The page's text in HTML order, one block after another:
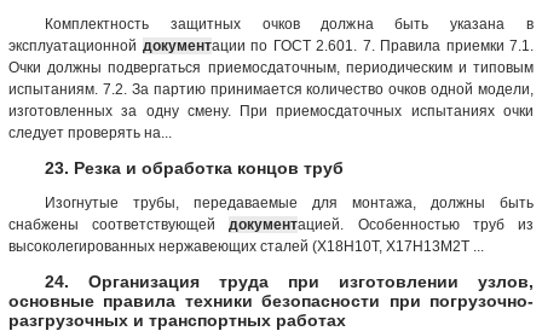
Комплектность защитных очков должна быть указана в
эксплуатационной документации по ГОСТ 2.601. 7. Правила приемки 7.1.
Очки должны подвергаться приемосдаточным, периодическим и типовым
испытаниям. 7.2. За партию принимается количество очков одной модели,
изготовленных за одну смену. При приемосдаточных испытаниях очки
следует проверять на...
23. Резка и обработка концов труб
Изогнутые трубы, передаваемые для монтажа, должны быть
снабжены соответствующейдокументацией. Особенностью труб из
высоколегированных нержавеющих сталей (Х18Н10Т, Х17Н13М2Т ...
24. Организация труда при изготовлении узлов,
основные правила техники безопасности при погрузочно-
разгрузочных и транспортных работах